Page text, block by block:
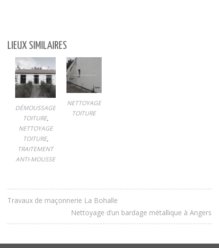
LIEUX SIMILAIRES
DÉMOUSSAGE
TOITURE,
NETTOYAGE
TOITURE,
TRAITEMENT
ANTI-MOUSSE
NETTOYAGE
TOITURE
Travaux de maçonnerie La Bohalle
Nettoyage d’un bardage métallique à Angers